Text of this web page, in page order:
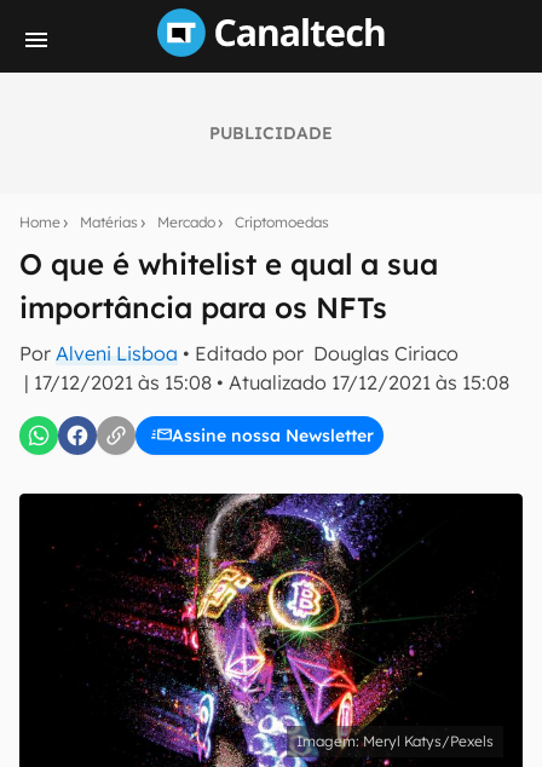
PUBLICIDADE
Home Matérias Mercado Criptomoedas
O que é whitelist e qual a sua
importância para os NFTs
Por Alveni Lisboa • Editado por Douglas Ciriaco
| 17/12/2021 às 15:08 • Atualizado 17/12/2021 às 15:08
Assine nossa Newsletter
notícias e reviews sobre tecnologia em primeira
E-mail
Uso e Política de Privacidade do Canaltech.
Meryl Katys/Pexels